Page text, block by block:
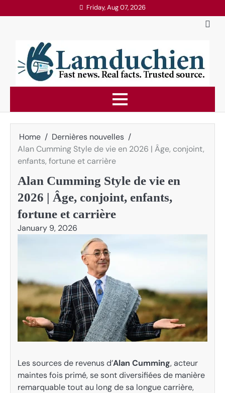
to
Friday, Aug 07, 2026
Home
Dernières nouvelles
Alan Cumming Style de vie en 2026 | Âge, conjoint,
enfants, fortune et carrière
Alan Cumming Style de vie en
2026 | Âge, conjoint, enfants,
fortune et carrière
January 9, 2026
Les sources de revenus d’Alan Cumming, acteur
maintes fois primé, se sont diversifiées de manière
remarquable tout au long de sa longue carrière,